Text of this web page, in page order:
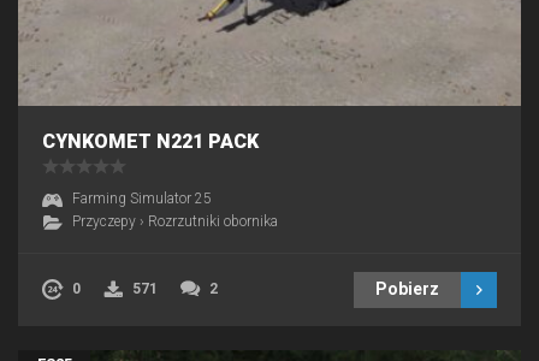
CYNKOMET N221 PACK
Farming Simulator 25
Przyczepy › Rozrzutniki obornika
0 571 2 Pobierz